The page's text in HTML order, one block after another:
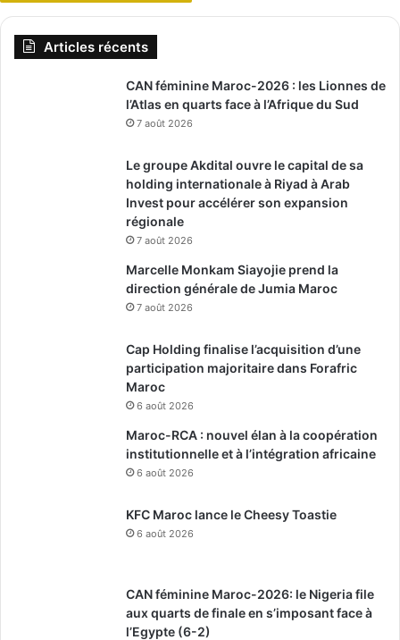
Articles récents
CAN féminine Maroc-2026 : les Lionnes de
l’Atlas en quarts face à l’Afrique du Sud
7 août 2026
Le groupe Akdital ouvre le capital de sa
holding internationale à Riyad à Arab
Invest pour accélérer son expansion
régionale
7 août 2026
Marcelle Monkam Siayojie prend la
direction générale de Jumia Maroc
7 août 2026
Cap Holding finalise l’acquisition d’une
participation majoritaire dans Forafric
Maroc
6 août 2026
Maroc-RCA : nouvel élan à la coopération
institutionnelle et à l’intégration africaine
6 août 2026
KFC Maroc lance le Cheesy Toastie
6 août 2026
CAN féminine Maroc-2026: le Nigeria file
aux quarts de finale en s’imposant face à
l’Egypte (6-2)